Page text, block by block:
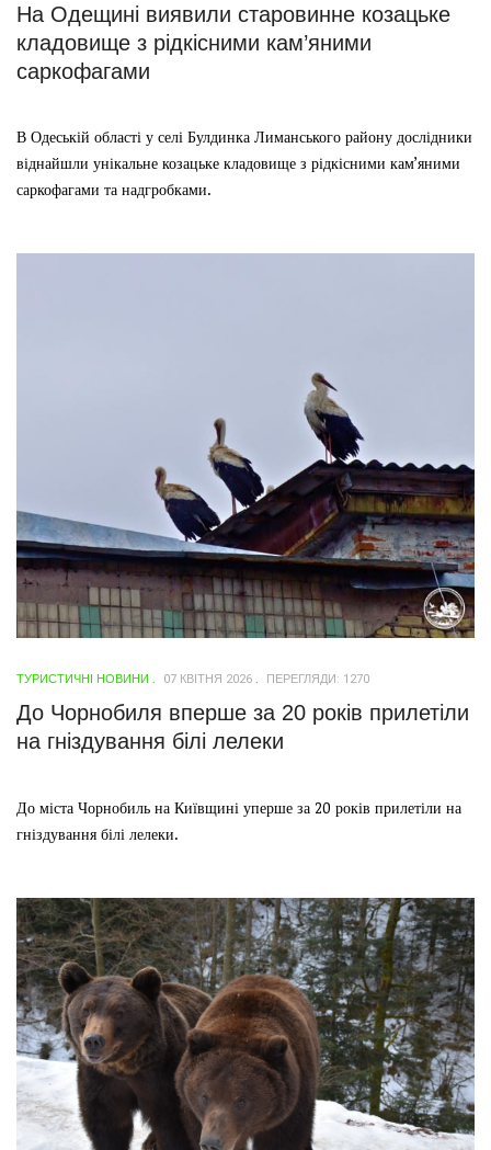
На Одещині виявили старовинне козацьке
кладовище з рідкісними кам’яними
саркофагами
В Одеській області у селі Булдинка Лиманського району дослідники
віднайшли унікальне козацьке кладовище з рідкісними кам’яними
саркофагами та надгробками.
ТУРИСТИЧНІ НОВИНИ 07 КВІТНЯ 2026 ПЕРЕГЛЯДИ: 1270
До Чорнобиля вперше за 20 років прилетіли
на гніздування білі лелеки
До міста Чорнобиль на Київщині уперше за 20 років прилетіли на
гніздування білі лелеки.